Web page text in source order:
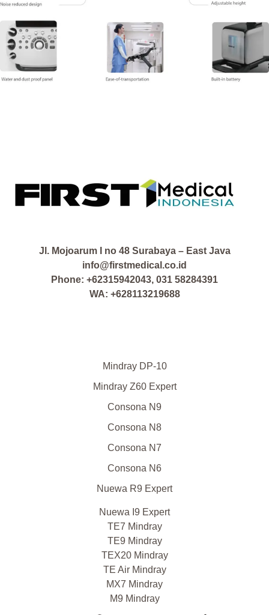
Jl. Mojoarum I no 48 Surabaya – East Java
info@firstmedical.co.id
Phone: +62315942043, 031 58284391
WA: +628113219688
Mindray DP-10
Mindray Z60 Expert
Consona N9
Consona N8
Consona N7
Consona N6
Nuewa R9 Expert
Nuewa I9 Expert
TE7 Mindray
TE9 Mindray
TEX20 Mindray
TE Air Mindray
MX7 Mindray
M9 Mindray